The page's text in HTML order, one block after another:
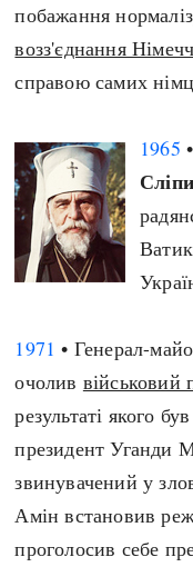
побажання
возз'єднання
справою самих
1965
1971 • Генерал-
очолив військовий
результаті якого
президент Уганди
звинувачений у
Амін встановив
проголосив себе